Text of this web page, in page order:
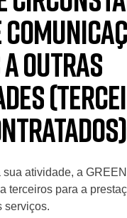
a outras
sua atividade, a
terceiros para a
serviços.